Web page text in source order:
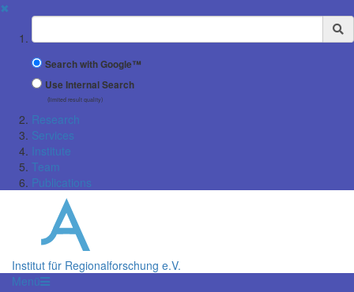
✖
Suchbegriff
Search with Google™
Use Internal Search
(limited result quality)
Research
Services
Institute
Team
Publications
Institut für Regionalforschung e.V.
Menü